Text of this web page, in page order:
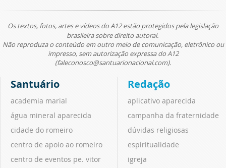
Os textos, fotos, artes e vídeos do A12 estão protegidos pela legislação
brasileira sobre direito autoral.
Não reproduza o conteúdo em outro meio de comunicação, eletrônico ou
impresso, sem autorização expressa do A12
(faleconosco@santuarionacional.com).
Santuário
academia marial
água mineral aparecida
cidade do romeiro
centro de apoio ao romeiro
centro de eventos pe. vitor
Redação
aplicativo aparecida
campanha da fraternidade
dúvidas religiosas
espiritualidade
igreja